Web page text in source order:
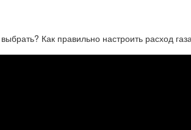
Как правильно настроить расход